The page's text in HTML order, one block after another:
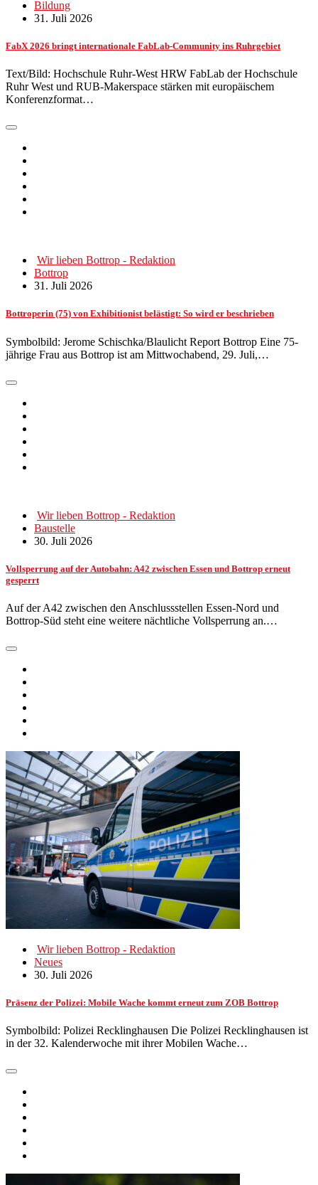
Bildung
31. Juli 2026
FabX 2026 bringt internationale FabLab-Community ins Ruhrgebiet
Text/Bild: Hochschule Ruhr-West HRW FabLab der Hochschule
Ruhr West und RUB-Makerspace stärken mit europäischem
Konferenzformat…
Wir lieben Bottrop - Redaktion
Bottrop
31. Juli 2026
Bottroperin (75) von Exhibitionist belästigt: So wird er beschrieben
Symbolbild: Jerome Schischka/Blaulicht Report Bottrop Eine 75-
jährige Frau aus Bottrop ist am Mittwochabend, 29. Juli,…
Wir lieben Bottrop - Redaktion
Baustelle
30. Juli 2026
Vollsperrung auf der Autobahn: A42 zwischen Essen und Bottrop erneut
gesperrt
Auf der A42 zwischen den Anschlussstellen Essen-Nord und
Bottrop-Süd steht eine weitere nächtliche Vollsperrung an.…
Wir lieben Bottrop - Redaktion
Neues
30. Juli 2026
Präsenz der Polizei: Mobile Wache kommt erneut zum ZOB Bottrop
Symbolbild: Polizei Recklinghausen Die Polizei Recklinghausen ist
in der 32. Kalenderwoche mit ihrer Mobilen Wache…